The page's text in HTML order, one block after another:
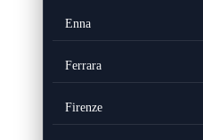
Enna
Ferrara
Firenze